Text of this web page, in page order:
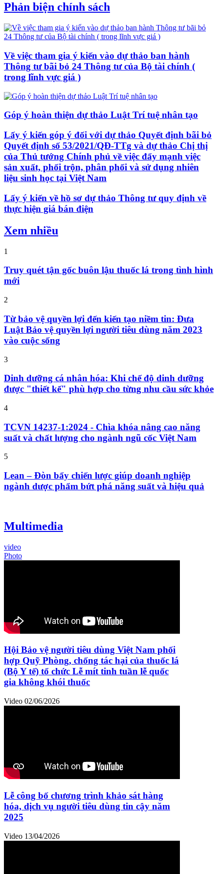
Phản biện chính sách
Về việc tham gia ý kiến vào dự thảo ban hành
Thông tư bãi bỏ 24 Thông tư của Bộ tài chính (
trong lĩnh vực giá )
Góp ý hoàn thiện dự thảo Luật Trí tuệ nhân tạo
Lấy ý kiến góp ý đối với dự thảo Quyết định bãi bỏ
Quyết định số 53/2021/QĐ-TTg và dự thảo Chị thị
của Thủ tướng Chính phủ về việc đẩy mạnh việc
sản xuất, phối trộn, phân phối và sử dụng nhiên
liệu sinh học tại Việt Nam
Lấy ý kiến về hồ sơ dự thảo Thông tư quy định về
thực hiện giá bán điện
Xem nhiều
1
Truy quét tận gốc buôn lậu thuốc lá trong tình hình
mới
2
Từ bảo vệ quyền lợi đến kiến tạo niềm tin: Đưa
Luật Bảo vệ quyền lợi người tiêu dùng năm 2023
vào cuộc sống
3
Dinh dưỡng cá nhân hóa: Khi chế độ dinh dưỡng
được "thiết kế" phù hợp cho từng nhu cầu sức khỏe
4
TCVN 14237-1:2024 - Chìa khóa nâng cao năng
suất và chất lượng cho ngành ngũ cốc Việt Nam
5
Lean – Đòn bẩy chiến lược giúp doanh nghiệp
ngành dược phẩm bứt phá năng suất và hiệu quả
Multimedia
video
Photo
Hội Bảo vệ người tiêu dùng Việt Nam phối
hợp Quỹ Phòng, chống tác hại của thuốc lá
(Bộ Y tế) tổ chức Lễ mít tinh tuần lễ quốc
gia không khói thuốc
Video 02/06/2026
Lễ công bố chương trình khảo sát hàng
hóa, dịch vụ người tiêu dùng tin cậy năm
2025
Video 13/04/2026